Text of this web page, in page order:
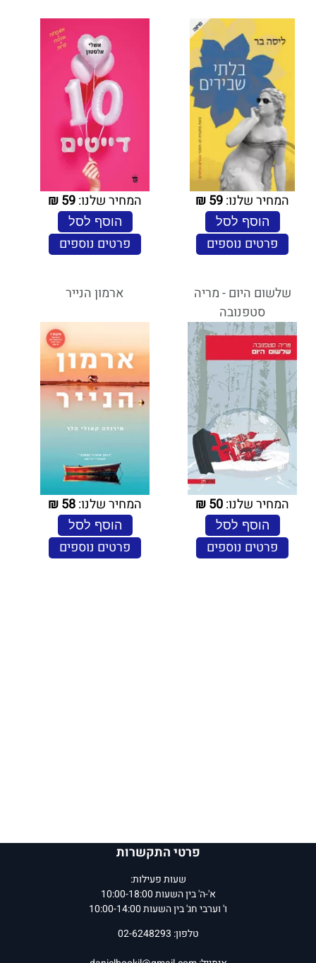
המחיר שלנו:59
₪
הוסף לסל
פרטים נוספים
המחיר שלנו:59
₪
הוסף לסל
פרטים נוספים
שלשום היום - מריה
סטפנובה
המחיר שלנו:50
₪
הוסף לסל
פרטים נוספים
ארמון הנייר
המחיר שלנו:58
₪
הוסף לסל
פרטים נוספים
פרטי התקשרות
שעות פעילות:
א'-ה' בין השעות 10:00-18:00
ו' וערבי חג' בין השעות 10:00-14:00
טלפון: 02-6248293